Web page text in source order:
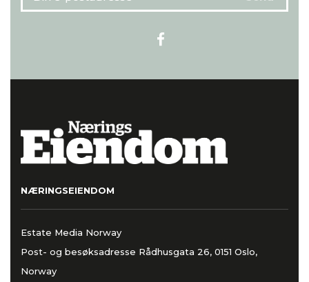
NÆRINGSEIENDOM
Estate Media Norway
Post- og besøksadresse Rådhusgata 26, 0151 Oslo,
Norway